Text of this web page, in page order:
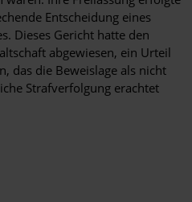
Entscheidung eines
Dieses Gericht hatte den
abgewiesen, ein Urteil
das die Beweislage als nicht
Strafverfolgung erachtet